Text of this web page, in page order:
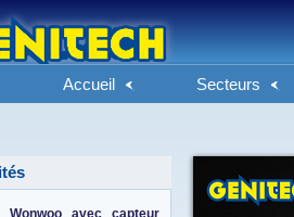
Accueil Secteurs
Wonwoo avec capteur